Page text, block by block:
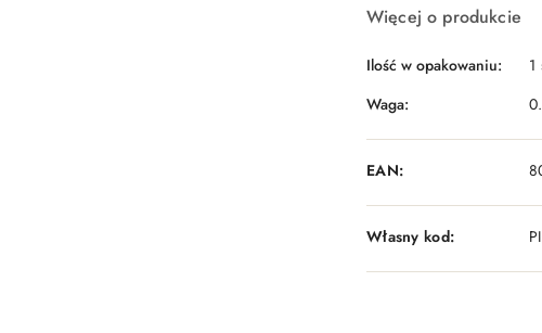
Więcej o produkcie
Ilość w opakowaniu:
1
Waga:
EAN:
Własny kod: